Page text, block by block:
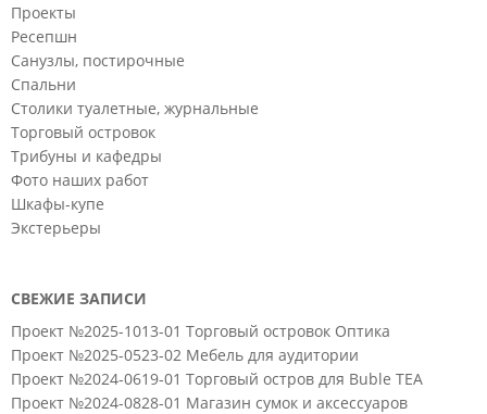
Проекты
Ресепшн
Санузлы, постирочные
Спальни
Столики туалетные, журнальные
Торговый островок
Трибуны и кафедры
Фото наших работ
Шкафы-купе
Экстерьеры
СВЕЖИЕ ЗАПИСИ
Проект №2025-1013-01 Торговый островок Оптика
Проект №2025-0523-02 Мебель для аудитории
Проект №2024-0619-01 Торговый остров для Buble TEA
Проект №2024-0828-01 Магазин сумок и аксессуаров